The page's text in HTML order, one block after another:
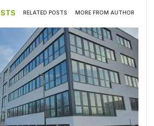
RELATED POSTS MORE FROM AUTHOR